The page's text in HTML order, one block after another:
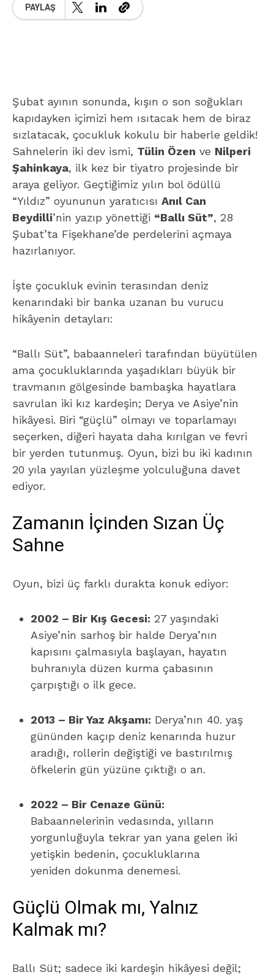
PAYLAŞ
Şubat ayının sonunda, kışın o son soğukları
kapıdayken içimizi hem ısıtacak hem de biraz
sızlatacak, çocukluk kokulu bir haberle geldik!
Sahnelerin iki dev ismi, Tülin Özen ve Nilperi
Şahinkaya, ilk kez bir tiyatro projesinde bir
araya geliyor. Geçtiğimiz yılın bol ödüllü
“Yıldız” oyununun yaratıcısı Anıl Can
Beydilli’nin yazıp yönettiği “Ballı Süt”, 28
Şubat’ta Fişekhane’de perdelerini açmaya
hazırlanıyor.
İşte çocukluk evinin terasından deniz
kenarındaki bir banka uzanan bu vurucu
hikâyenin detayları:
“Ballı Süt”, babaanneleri tarafından büyütülen
ama çocukluklarında yaşadıkları büyük bir
travmanın gölgesinde bambaşka hayatlara
savrulan iki kız kardeşin; Derya ve Asiye’nin
hikâyesi. Biri “güçlü” olmayı ve toparlamayı
seçerken, diğeri hayata daha kırılgan ve fevri
bir yerden tutunmuş. Oyun, bizi bu iki kadının
20 yıla yayılan yüzleşme yolculuğuna davet
ediyor.
Zamanın İçinden Sızan Üç
Sahne
Oyun, bizi üç farklı durakta konuk ediyor:
2002 – Bir Kış Gecesi: 27 yaşındaki
Asiye’nin sarhoş bir halde Derya’nın
kapısını çalmasıyla başlayan, hayatın
buhranıyla düzen kurma çabasının
çarpıştığı o ilk gece.
2013 – Bir Yaz Akşamı: Derya’nın 40. yaş
gününden kaçıp deniz kenarında huzur
aradığı, rollerin değiştiği ve bastırılmış
öfkelerin gün yüzüne çıktığı o an.
2022 – Bir Cenaze Günü:
Babaannelerinin vedasında, yılların
yorgunluğuyla tekrar yan yana gelen iki
yetişkin bedenin, çocukluklarına
yeniden dokunma denemesi.
Güçlü Olmak mı, Yalnız
Kalmak mı?
Ballı Süt; sadece iki kardeşin hikâyesi değil;